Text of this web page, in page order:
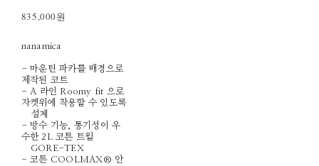
835,000원
nanamica
- 마운틴 파카를 배경으로
제작된 코트
- A 라인 Roomy fit 으로
자켓위에 착용할 수 있도록
설계
- 방수 기능, 통기성이 우
수한 2L 코튼 트윌
GORE-TEX
- 코튼 COOLMAX® 안